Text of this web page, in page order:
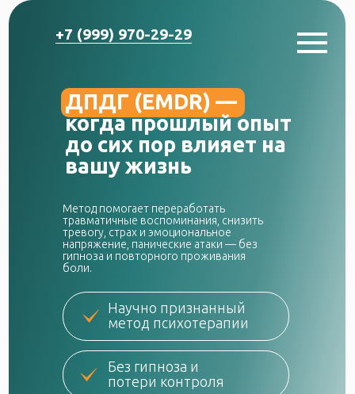
Метод помогает переработать
травматичные воспоминания, снизить
тревогу, страх и эмоциональное
напряжение, панические атаки — без
гипноза и повторного проживания
боли.
+7 (999) 970-29-29
ДПДГ (EMDR) —
когда прошлый опыт
до сих пор влияет на
вашу жизнь
Научно признанный
метод психотерапии
Без гипноза и
потери контроля